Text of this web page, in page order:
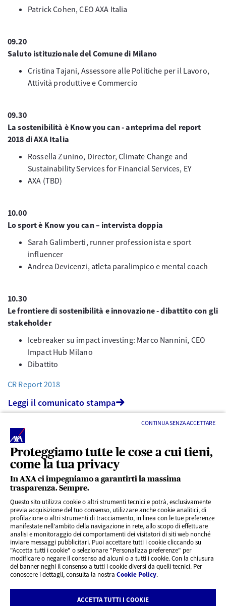
Proteggiamo tutte le cose a cui tieni,
come la tua privacy
In AXA ci impegniamo a garantirti la massima
trasparenza. Sempre.
Questo sito utilizza cookie o altri strumenti tecnici e potrà, esclusivamente
previa acquisizione del tuo consenso, utilizzare anche cookie analitici, di
profilazione o altri strumenti di tracciamento, in linea con le tue preferenze
manifestate nell’ambito della navigazione in rete, allo scopo di effettuare
analisi e monitoraggio dei comportamenti dei visitatori di siti web nonché
inviare messaggi pubblicitari. Puoi accettare tutti i cookie cliccando su
"Accetta tutti i cookie" o selezionare "Personalizza preferenze" per
modificare o negare il consenso ad alcuni o a tutti i cookie. Con la chiusura
del banner neghi il consenso a tutti i cookie diversi da quelli tecnici. Per
conoscere i dettagli, consulta la nostra Cookie Policy.
CONTINUA SENZA ACCETTARE
ACCETTA TUTTI I COOKIE
Patrick Cohen, CEO AXA Italia
09.20
Saluto istituzionale del Comune di Milano
Cristina Tajani, Assessore alle Politiche per il Lavoro,
Attività produttive e Commercio
09.30
La sostenibilità è Know you can - anteprima del report
2018 di AXA Italia
Rossella Zunino, Director, Climate Change and
Sustainability Services for Financial Services, EY
AXA (TBD)
10.00
Lo sport è Know you can – intervista doppia
Sarah Galimberti, runner professionista e sport
influencer
Andrea Devicenzi, atleta paralimpico e mental coach
10.30
Le frontiere di sostenibilità e innovazione - dibattito con gli
stakeholder
Icebreaker su impact investing: Marco Nannini, CEO
Impact Hub Milano
Dibattito
CR Report 2018
Leggi il comunicato stampa
CONTENUTI INTERESSANTI
BLOG
Privacy